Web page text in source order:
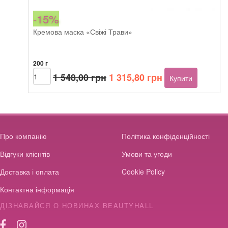
-15%
Кремова маска «Свіжі Трави»
200 г
1 548,00грн Оригінальна
548,00 грн.
1 315,80 грнПоточна
ціна:
315,80 грн.
Beautyhall
ALGO
instant
Fresh
кількість
Купити
Про компанію
Відгуки клієнтів
Доставка і оплата
Контактна інформація
Політика конфіденційності
Умови та угоди
Cookie Policy
ДІЗНАВАЙСЯ О НОВИНАХ BEAUTYHALL